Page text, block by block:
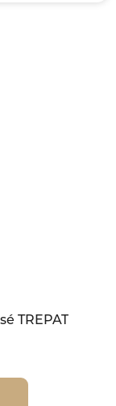
TREPAT